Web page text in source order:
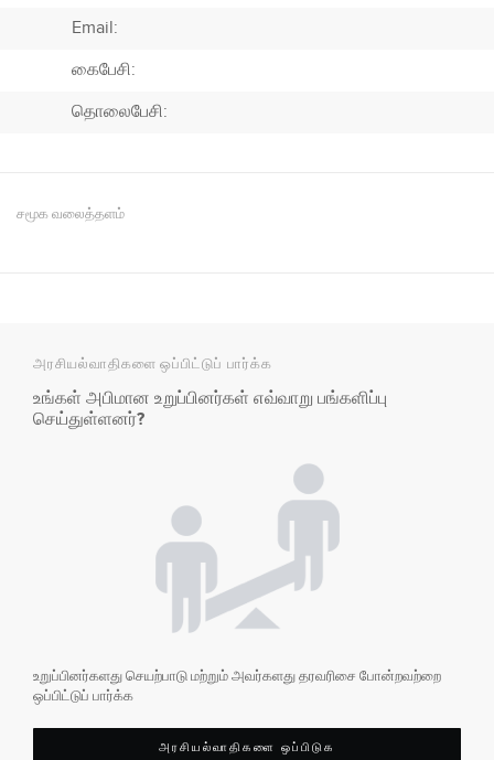
Email:
கைபேசி:
தொலைபேசி:
சமூக வலைத்தளம்
அரசியல்வாதிகளை ஒப்பிட்டுப் பார்க்க
உங்கள் அபிமான உறுப்பினர்கள் எவ்வாறு பங்களிப்பு
செய்துள்ளனர்?
உறுப்பினர்களது செயற்பாடு மற்றும் அவர்களது தரவரிசை போன்றவற்றை
ஒப்பிட்டுப் பார்க்க
அரசியல்வாதிகளை ஒப்பிடுக